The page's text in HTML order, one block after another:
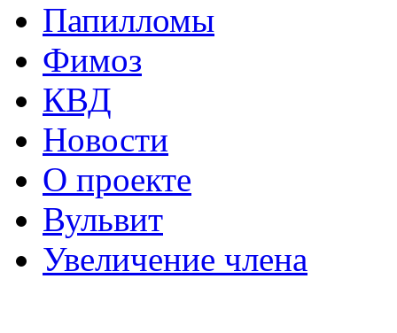
Папилломы
Фимоз
КВД
Новости
О проекте
Вульвит
Увеличение члена